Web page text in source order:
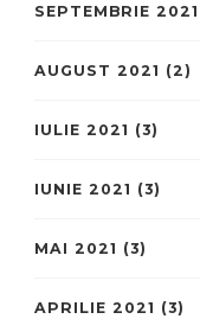
SEPTEMBRIE 2021
AUGUST 2021 (2)
IULIE 2021 (3)
IUNIE 2021 (3)
MAI 2021 (3)
APRILIE 2021 (3)